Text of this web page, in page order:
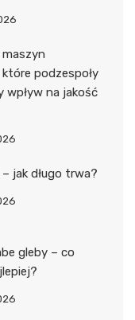
podzespoły
wpływ na jakość
jak długo trwa?
gleby – co